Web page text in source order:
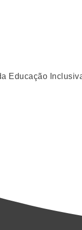
Educação